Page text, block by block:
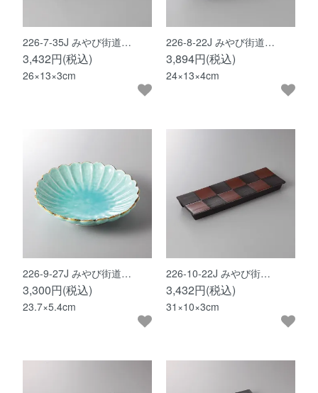
226-7-35J みやび街道…
3,432円(税込)
26×13×3cm
226-8-22J みやび街道…
3,894円(税込)
24×13×4cm
226-9-27J みやび街道…
3,300円(税込)
23.7×5.4cm
226-10-22J みやび街…
3,432円(税込)
31×10×3cm